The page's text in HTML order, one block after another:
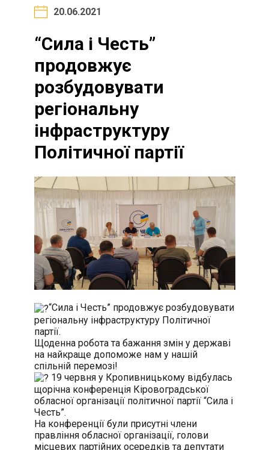
20.06.2021
“Сила і Честь”
продовжує
розбудовувати
регіональну
інфраструктуру
Політичної партії
“Сила і Честь” продовжує розбудовувати
регіональну інфраструктуру Політичної
партії.
Щоденна робота та бажання змін у державі
на найкраще допоможе нам у нашій
спільній перемозі!
19 червня у Кропивницькому відбулась
щорічна конференція Кіровоградської
обласної організації політичної партії “Сила і
Честь”.
На конференції були присутні члени
правління обласної організації, голови
місцевих партійних осередків та депутати